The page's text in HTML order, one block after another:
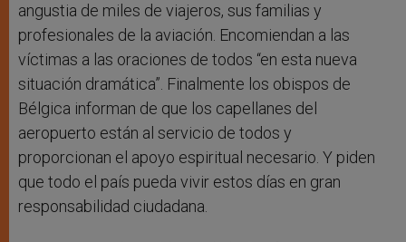
angustia de miles de viajeros, sus familias y
profesionales de la aviación. Encomiendan a las
víctimas a las oraciones de todos “en esta nueva
situación dramática”. Finalmente los obispos de
Bélgica informan de que los capellanes del
aeropuerto están al servicio de todos y
proporcionan el apoyo espiritual necesario. Y piden
que todo el país pueda vivir estos días en gran
responsabilidad ciudadana.